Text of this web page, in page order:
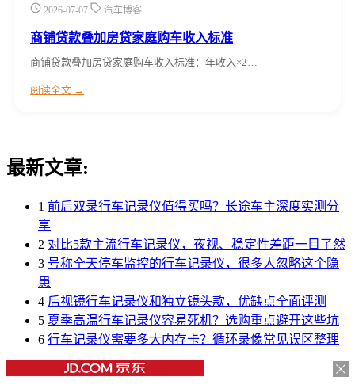
2026-07-07 汽车博客
商铺贷款叠加房贷家庭购车收入标准
商铺贷款叠加房贷家庭购车收入标准：年收入×2…
阅读全文 →
最新文章:
1 前后双录行车记录仪值得买吗？长途车主深度实测分
享
2 对比5款主流行车记录仪，夜视、稳定性差距一目了然
3 号称全天停车监控的行车记录仪，很多人忽略这个隐
患
4 后视镜行车记录仪和独立镜头款，优缺点全面评测
5 夏季高温行车记录仪容易死机？选购重点避开这些坑
6 行车记录仪需要多大内存卡？循环录像常见误区整理